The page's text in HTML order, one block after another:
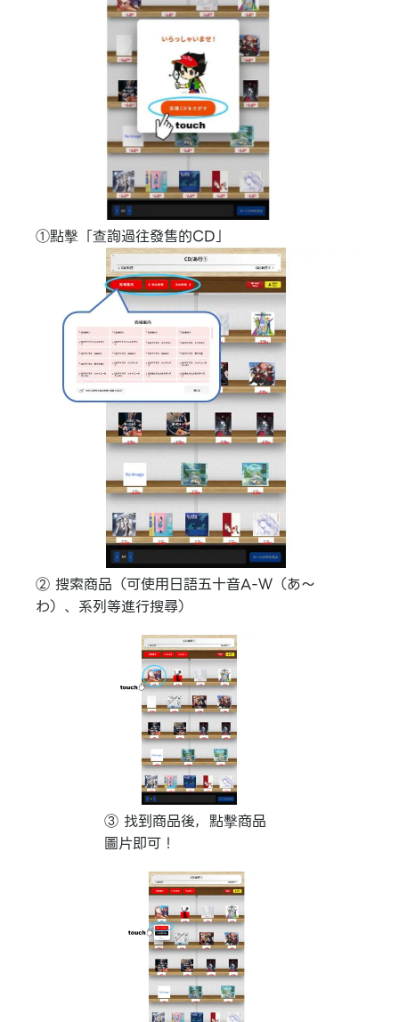
①點擊「查詢過往發售的CD」
② 搜索商品（可使用日語五十音A-Ｗ（あ〜
わ）、系列等進行搜尋）
③ 找到商品後，點擊商品
圖片即可！